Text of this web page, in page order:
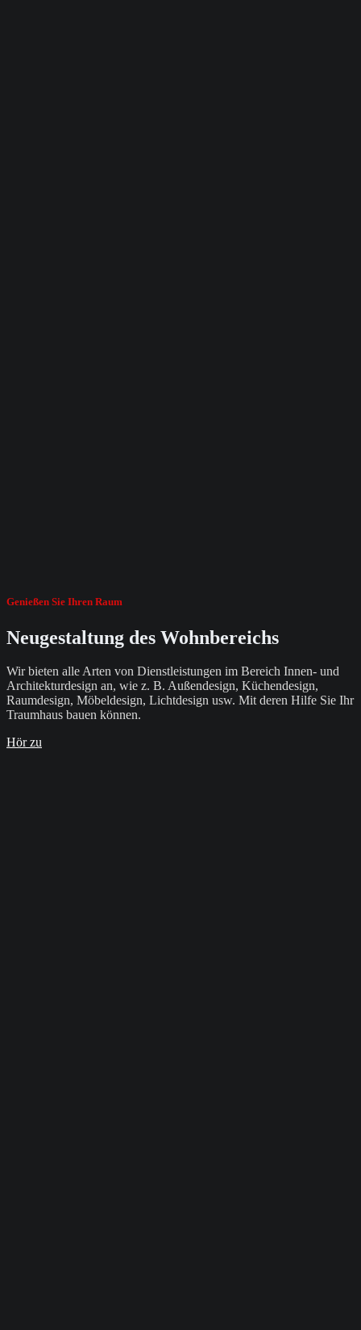
Genießen Sie Ihren Raum
Neugestaltung des Wohnbereichs
Wir bieten alle Arten von Dienstleistungen im Bereich Innen- und
Architekturdesign an, wie z. B. Außendesign, Küchendesign,
Raumdesign, Möbeldesign, Lichtdesign usw. Mit deren Hilfe Sie Ihr
Traumhaus bauen können.
Hör zu